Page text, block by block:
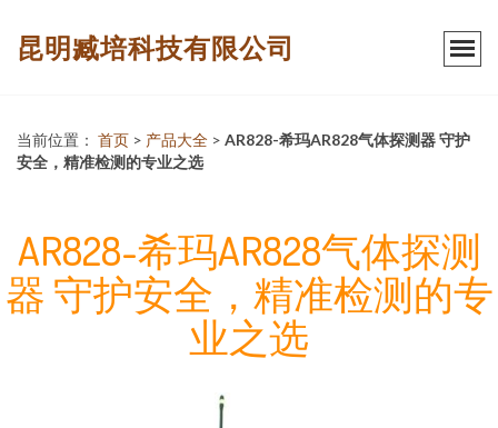
昆明臧培科技有限公司
当前位置： 首页 > 产品大全 > AR828-希玛AR828气体探测器 守护
安全，精准检测的专业之选
AR828-希玛AR828气体探测
器 守护安全，精准检测的专
业之选